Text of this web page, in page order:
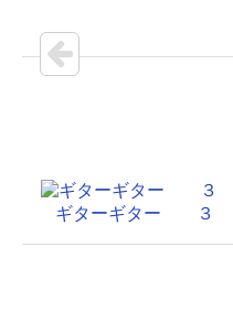
ギターギター ３